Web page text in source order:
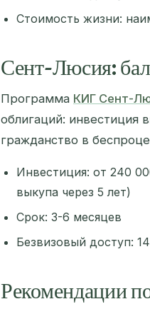
Стоимость жизни:
Сент-Люсия:
Программа КИГ Сент-
облигаций: инвестиция
гражданство в
Инвестиция: от 240
выкупа через 5 лет)
Срок: 3-6 месяцев
Безвизовый доступ:
Рекомендации